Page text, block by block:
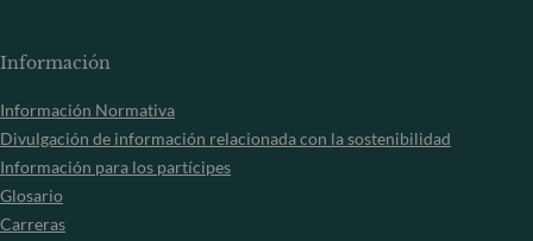
Información
Información Normativa
Divulgación de información relacionada con la sostenibilidad
Información para los partícipes
Glosario
Carreras